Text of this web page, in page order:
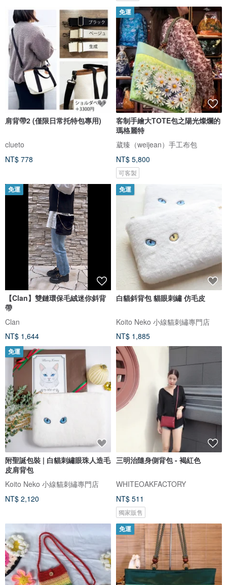
肩背帶2 (僅限日常托特包專用)
clueto
NT$ 778
免運
客制手繪大TOTE包之陽光燦爛的
瑪格麗特
葳臻（weijean）手工布包
NT$ 5,800
可客製
免運
【Clan】雙鏈環保毛絨迷你斜背
帶
Clan
NT$ 1,644
免運
白貓斜背包 貓眼刺繡 仿毛皮
Koito Neko 小線貓刺繡專門店
NT$ 1,885
免運
附聖誕包裝 | 白貓刺繡眼珠人造毛
皮肩背包
Koito Neko 小線貓刺繡專門店
NT$ 2,120
三明治隨身側背包 - 褐紅色
WHITEOAKFACTORY
NT$ 511
獨家販售
免運